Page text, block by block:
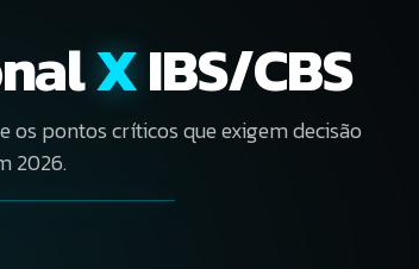
XIBS/CBS
os pontos críticos que exigem decisão
2026.